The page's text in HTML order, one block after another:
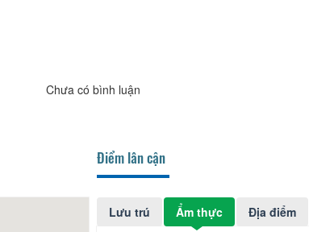
Chưa có bình luận
Điểm lân cận
Lưu trú Ẩm thực Địa điểm